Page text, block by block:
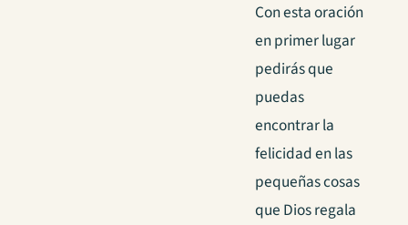
Con esta oración
en primer lugar
pedirás que
puedas
encontrar la
felicidad en las
pequeñas cosas
que Dios regala